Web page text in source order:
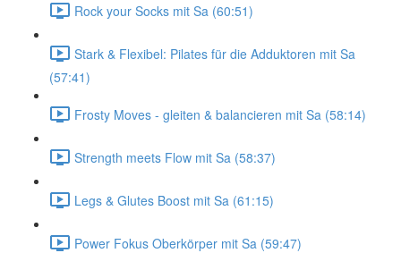
Rock your Socks mit Sa (60:51)
Stark & Flexibel: Pilates für die Adduktoren mit Sa
(57:41)
Frosty Moves - gleiten & balancieren mit Sa (58:14)
Strength meets Flow mit Sa (58:37)
Legs & Glutes Boost mit Sa (61:15)
Power Fokus Oberkörper mit Sa (59:47)